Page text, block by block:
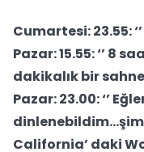
Cumartesi: 23.55:
Pazar: 15.55: ‘’ 8
dakikalık bir sahne
Pazar: 23.00: ‘’
California’ daki